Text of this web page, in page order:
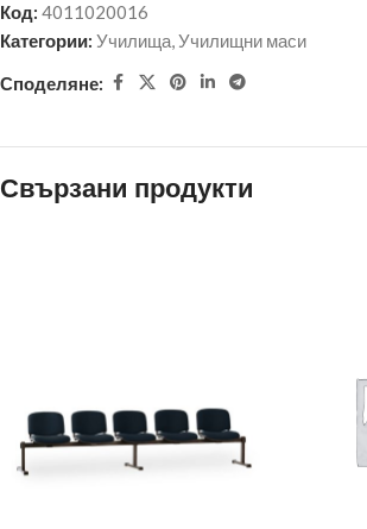
Код: 4011020016
Категории: Училища,Училищни маси
Споделяне:
Свързани продукти